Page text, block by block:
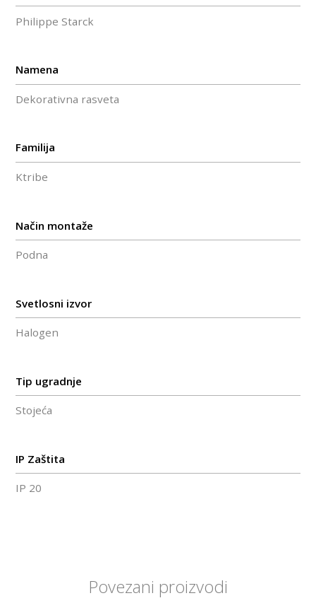
Philippe Starck
Namena
Dekorativna rasveta
Familija
Ktribe
Način montaže
Podna
Svetlosni izvor
Halogen
Tip ugradnje
Stojeća
IP Zaštita
IP 20
Povezani proizvodi